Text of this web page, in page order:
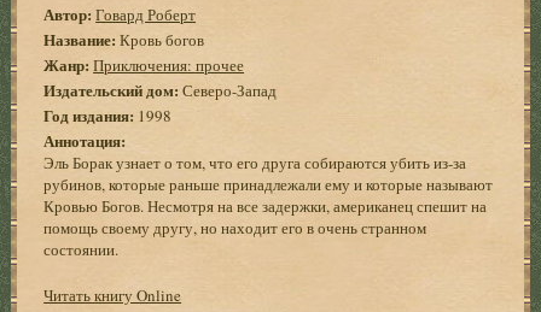
Автор: Говард Роберт
Название: Кровь богов
Жанр: Приключения: прочее
Издательский дом: Северо-Запад
Год издания: 1998
Аннотация:
Эль Борак узнает о том, что его друга собираются убить из-за
рубинов, которые раньше принадлежали ему и которые называют
Кровью Богов. Несмотря на все задержки, американец спешит на
помощь своему другу, но находит его в очень странном
состоянии.
Читать книгу Online